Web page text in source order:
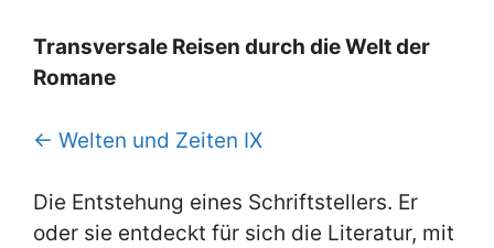
Trans­ver­sa­le Rei­sen durch die Welt der
Ro­ma­ne
← Wel­ten und Zei­ten IX
Die Ent­ste­hung ei­nes Schrift­stel­lers. Er
oder sie ent­deckt für sich die Li­te­ra­tur, mit